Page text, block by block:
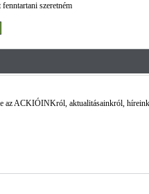
szeretném
az ACKIÓINKról, aktualitásainkról,